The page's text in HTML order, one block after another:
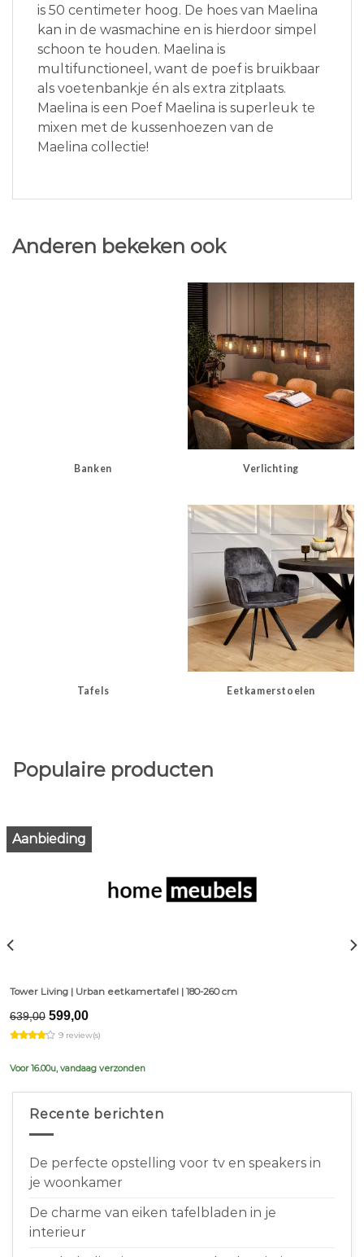
is 50 centimeter hoog. De hoes van Maelina
kan in de wasmachine en is hierdoor simpel
schoon te houden. Maelina is
multifunctioneel, want de poef is bruikbaar
als voetenbankje én als extra zitplaats.
Maelina is een Poef Maelina is superleuk te
mixen met de kussenhoezen van de
Maelina collectie!
Anderen bekeken ook
Banken Verlichting
Tafels Eetkamerstoelen
Populaire producten
Aanbieding
Tower Living | Urban eetkamertafel | 180-260 cm
639,00 Original
price
was:
599,00Current
is:
9 review(s)
Voor 16.00u, vandaag verzonden
Recente berichten
De perfecte opstelling voor tv en speakers in
je woonkamer
De charme van eiken tafelbladen in je
interieur